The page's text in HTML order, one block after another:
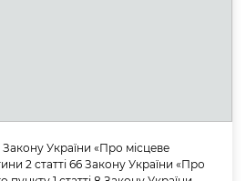
Закону України «Про місцеве
2 статті 66 Закону України «Про